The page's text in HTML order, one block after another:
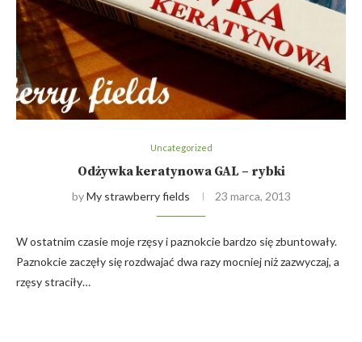
Uncategorized
Odżywka keratynowa GAL – rybki
byMy strawberry fields 23 marca, 2013
W ostatnim czasie moje rzęsy i paznokcie bardzo się zbuntowały.
Paznokcie zaczęły się rozdwajać dwa razy mocniej niż zazwyczaj, a
rzęsy straciły…